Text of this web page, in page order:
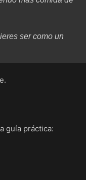
ser como un
guía práctica: